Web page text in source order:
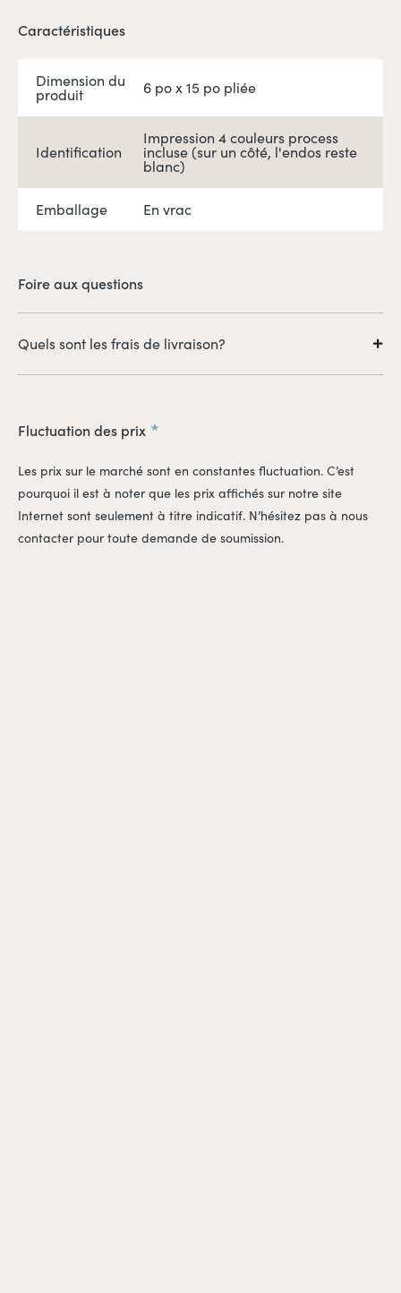
Caractéristiques
Dimension du
produit 6 po x 15 po pliée
Identification
Impression 4 couleurs process
incluse (sur un côté, l'endos reste
blanc)
Emballage En vrac
Foire aux questions
Quels sont les frais de livraison?
l'expédition des produits (adresses de livraison, quantités
expédiées, etc.).
Fluctuation des prix
Les prix sur le marché sont en constantes fluctuation. C’est
pourquoi il est à noter que les prix affichés sur notre site
Internet sont seulement à titre indicatif. N’hésitez pas à nous
contacter pour toute demande de soumission.